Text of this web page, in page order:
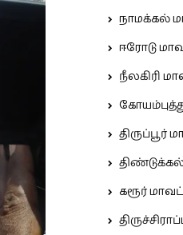
நாமக்கல்
ஈரோடு
நீலகிரி
திருப்பூர்
கரூர்